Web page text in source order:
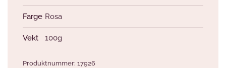
Farge Rosa
Vekt 100g
Produktnummer: 17926